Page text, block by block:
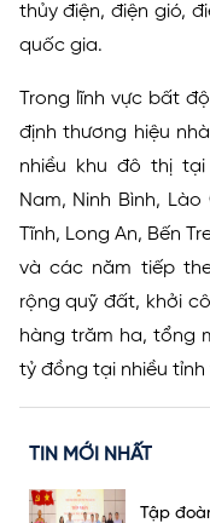
thủy điện, điện gió,
quốc gia.
Trong lĩnh vực bất
định thương hiệu
nhiều khu đô thị
Nam, Ninh Bình,
Tĩnh, Long An, Bến
và các năm tiếp
rộng quỹ đất, khởi
hàng trăm ha, tổng
tỷ đồng tại nhiều
TIN MỚI NHẤT
Tập